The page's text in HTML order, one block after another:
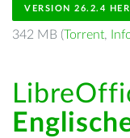
VERSION 26.2.4
342 MB (Torrent,